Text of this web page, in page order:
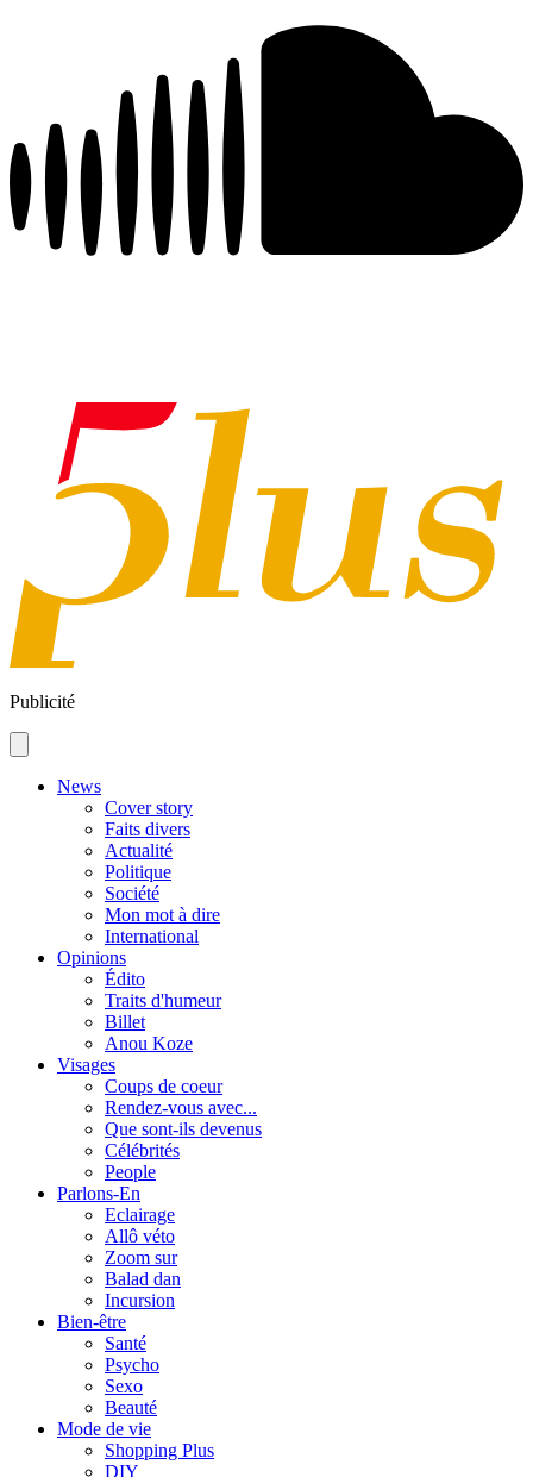
Publicité
News
Cover story
Faits divers
Actualité
Politique
Société
Mon mot à dire
International
Opinions
Édito
Traits d'humeur
Billet
Anou Koze
Visages
Coups de coeur
Rendez-vous avec...
Que sont-ils devenus
Célébrités
People
Parlons-En
Eclairage
Allô véto
Zoom sur
Balad dan
Incursion
Bien-être
Santé
Psycho
Sexo
Beauté
Mode de vie
Shopping Plus
DIY